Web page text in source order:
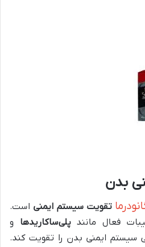
بدن
تقویت سیستم ایمنی است.
فعال مانندپلی‌ساکاریدها و
سیستم ایمنی بدن را تقویت کند.